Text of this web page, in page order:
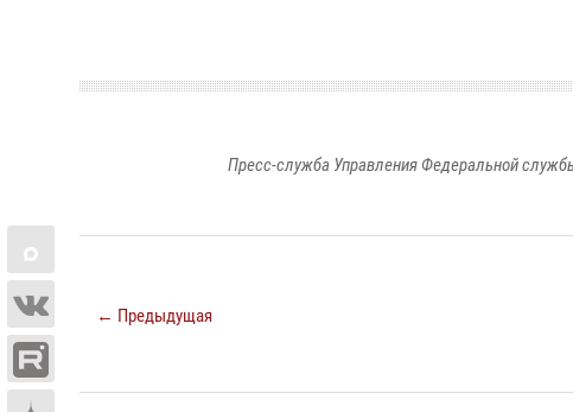
Пресс-служба Управления Федеральной
← Предыдущая